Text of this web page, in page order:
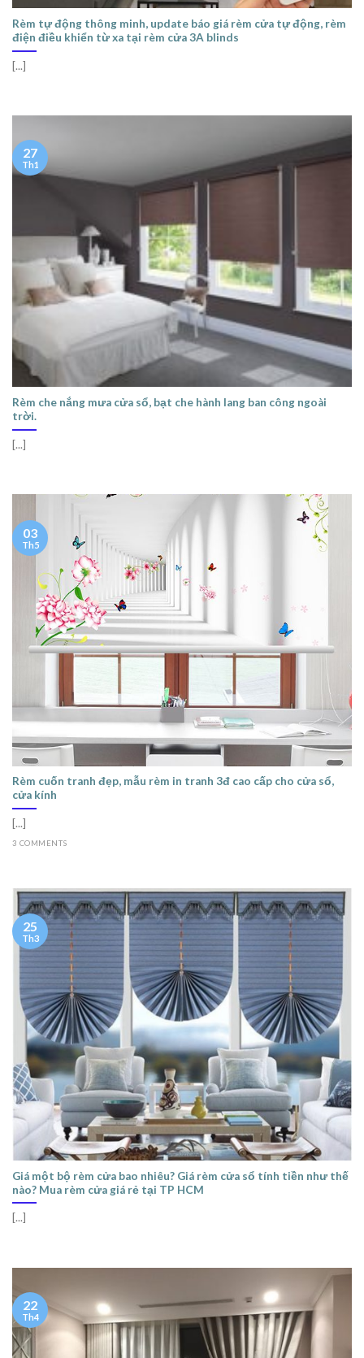
Rèm tự động thông minh, update báo giá rèm cửa tự động, rèm
điện điều khiển từ xa tại rèm cửa 3A blinds
[...]
Rèm che nắng mưa cửa sổ, bạt che hành lang ban công ngoài
trời.
[...]
27
Th1
Rèm cuốn tranh đẹp, mẫu rèm in tranh 3đ cao cấp cho cửa sổ,
cửa kính
[...]
3 COMMENTS
03
Th5
Giá một bộ rèm cửa bao nhiêu? Giá rèm cửa sổ tính tiền như thế
nào? Mua rèm cửa giá rẻ tại TP HCM
[...]
25
Th3
22
Th4